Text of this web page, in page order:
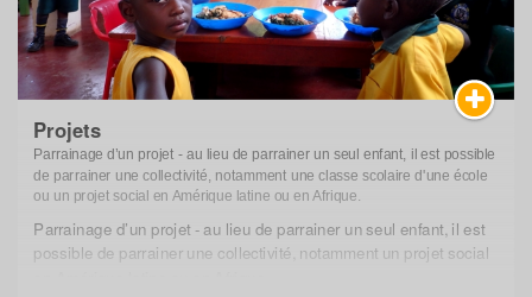
Projets
Parrainage d’un projet - au lieu de parrainer un seul enfant, il est possible
de parrainer une collectivité, notamment une classe scolaire d'une école
ou un projet social en Amérique latine ou en Afrique.
Parrainage d’un projet - au lieu de parrainer un seul enfant, il est
possible de parrainer une collectivité, notamment un projet social